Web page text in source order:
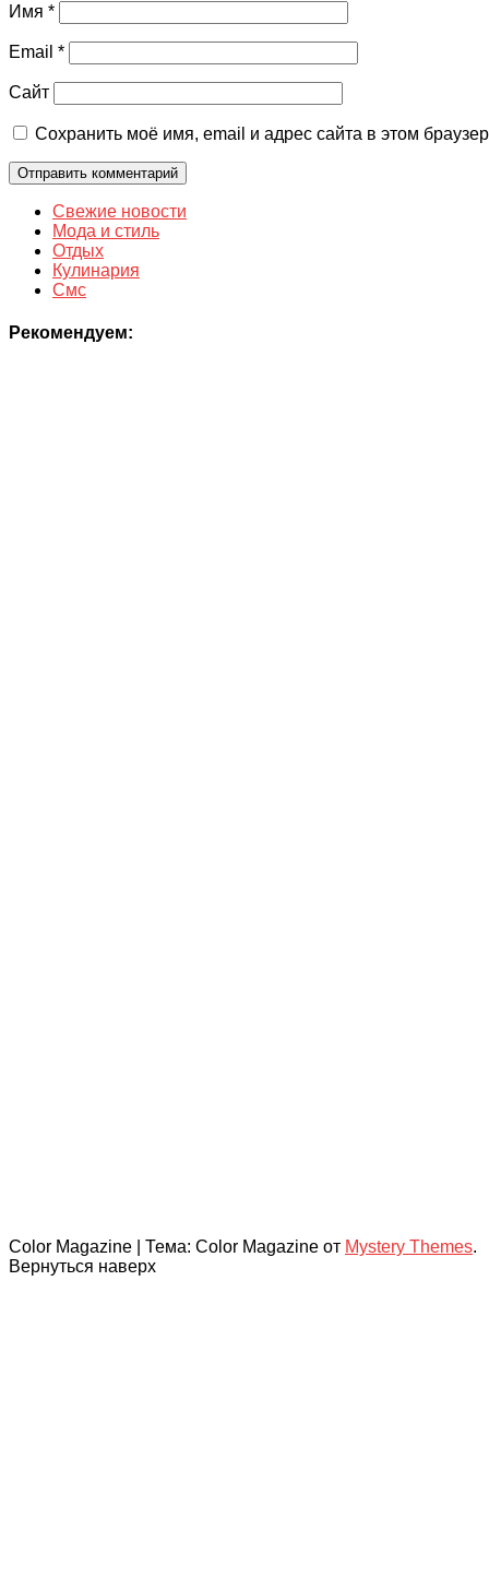
Имя *
Email *
Сайт
Сохранить моё имя, email и адрес сайта в этом
Свежие новости
Мода и стиль
Отдых
Кулинария
Смс
Рекомендуем:
Color Magazine Тема: Color Magazine от Mystery Themes.
Вернуться наверх